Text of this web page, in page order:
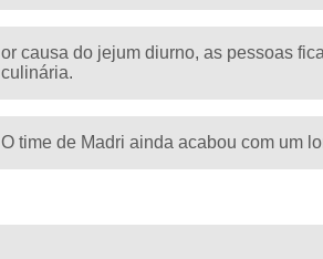
or causa do jejum diurno, as pessoas
culinária.
O time de Madri ainda acabou com um